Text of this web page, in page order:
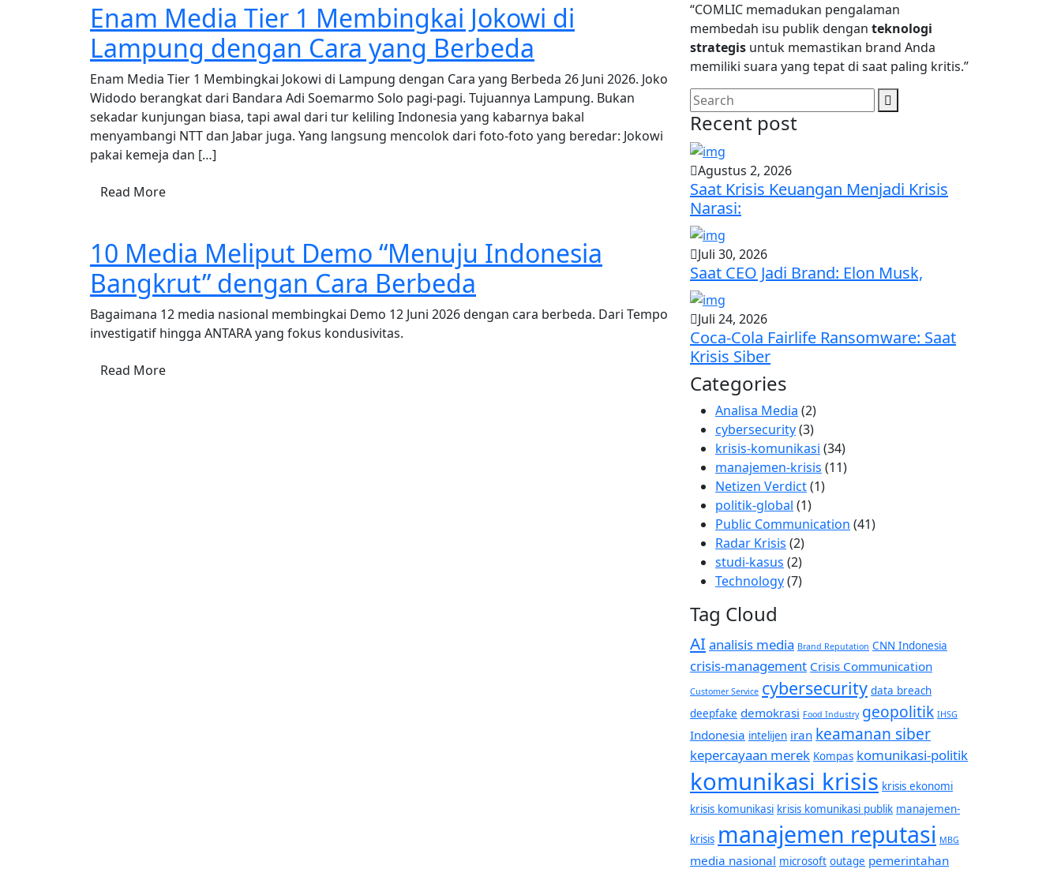
Enam Media Tier 1 Membingkai Jokowi di
Lampung dengan Cara yang Berbeda
Enam Media Tier 1 Membingkai Jokowi di Lampung dengan Cara yang Berbeda 26 Juni 2026. Joko
Widodo berangkat dari Bandara Adi Soemarmo Solo pagi-pagi. Tujuannya Lampung. Bukan
sekadar kunjungan biasa, tapi awal dari tur keliling Indonesia yang kabarnya bakal
menyambangi NTT dan Jabar juga. Yang langsung mencolok dari foto-foto yang beredar: Jokowi
pakai kemeja dan […]
Read More
10 Media Meliput Demo “Menuju Indonesia
Bangkrut” dengan Cara Berbeda
Bagaimana 12 media nasional membingkai Demo 12 Juni 2026 dengan cara berbeda. Dari Tempo
investigatif hingga ANTARA yang fokus kondusivitas.
Read More
“COMLIC memadukan pengalaman
membedah isu publik dengan teknologi
strategis untuk memastikan brand Anda
memiliki suara yang tepat di saat paling kritis.”
Recent post
Agustus 2, 2026
Saat Krisis Keuangan Menjadi Krisis
Narasi:
Juli 30, 2026
Saat CEO Jadi Brand: Elon Musk,
Juli 24, 2026
Coca-Cola Fairlife Ransomware: Saat
Krisis Siber
Categories
Analisa Media (2)
cybersecurity(3)
krisis-komunikasi (34)
manajemen-krisis (11)
Netizen Verdict(1)
politik-global (1)
Public Communication (41)
Radar Krisis (2)
studi-kasus (2)
Technology(7)
Tag Cloud
AIanalisis media Brand Reputation CNN Indonesia
crisis-management Crisis Communication
Customer Service cybersecurity data breach
deepfake demokrasi Food Industry geopolitik IHSG
Indonesia intelijen iran keamanan siber
kepercayaan merek Kompas komunikasi-politik
komunikasi krisis krisis ekonomi
krisis komunikasi krisis komunikasi publik manajemen-
krisis manajemen reputasi MBG
media nasional microsoft outage pemerintahan